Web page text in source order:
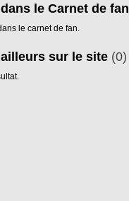
le Carnet de fan
le carnet de fan.
sur le site (0)